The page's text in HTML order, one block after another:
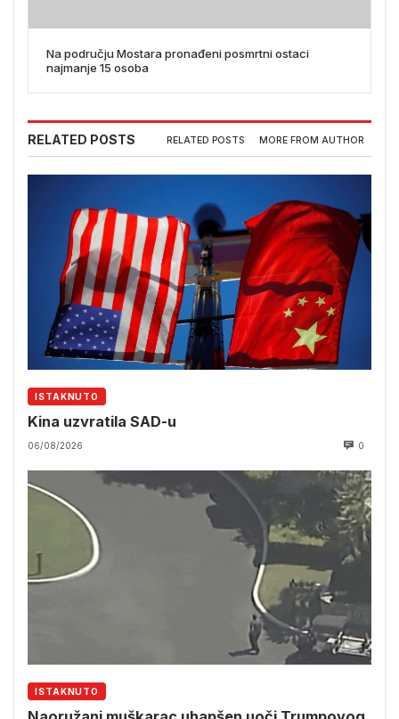
Na području Mostara pronađeni posmrtni ostaci
najmanje 15 osoba
RELATED POSTS RELATED POSTS MORE FROM AUTHOR
ISTAKNUTO
Kina uzvratila SAD-u
06/08/2026 0
ISTAKNUTO